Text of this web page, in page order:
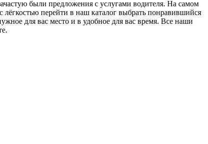
были предложения с услугами водителя. На самом
перейти в наш каталог выбрать понравившийся
для вас место и в удобное для вас время. Все наши